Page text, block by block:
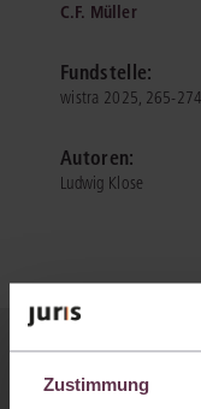
Zustimmung
C.F. Müller
Fundstelle:
wistra 2025, 265-274
Autoren:
Ludwig Klose
Sie kennen